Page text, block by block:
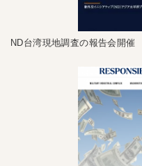
ND台湾現地調査の報告会開